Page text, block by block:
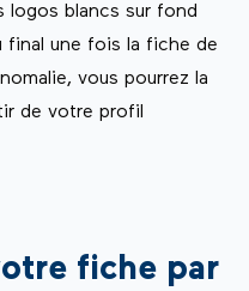
logos blancs sur fond
final une fois la fiche de
vous pourrez la
de votre profil
fiche par